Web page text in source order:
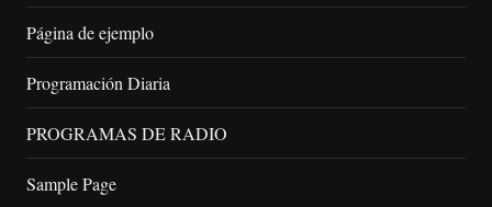
Página de ejemplo
Programación Diaria
PROGRAMAS DE RADIO
Sample Page